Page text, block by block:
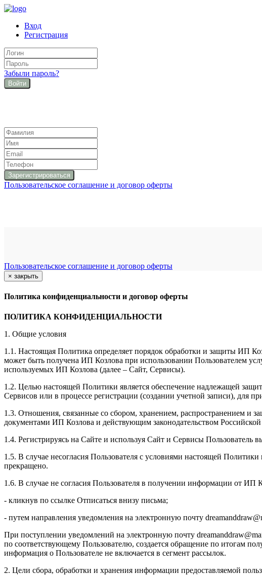
Вход
Регистрация
Забыли пароль?
Войти
Пользовательское соглашение и договор оферты
Пользовательское соглашение и договор оферты
× закрыть
Политика конфиденциальности и договор оферты
ПОЛИТИКА КОНФИДЕНЦИАЛЬНОСТИ
1. Общие условия
1.1. Настоящая Политика определяет порядок обработки и защиты ИП
может быть получена ИП Козлова при использовании Пользователем
используемых ИП Козлова (далее – Сайт, Сервисы).
1.2. Целью настоящей Политики является обеспечение надлежащей
Сервисов или в процессе регистрации (создании учетной записи), для
1.3. Отношения, связанные со сбором, хранением, распространением и
документами ИП Козловa и действующим законодательством
1.4. Регистрируясь на Сайте и используя Сайт и Сервисы Пользователь
1.5. В случае несогласия Пользователя с условиями настоящей
прекращено.
1.6. В случае не согласия Пользователя в получении информации от ИП
- кликнув по ссылке Отписаться внизу письма;
- путем направления уведомления на электронную почту
При поступлении уведомлений на электронную почту
по соответствующему Пользователю, создается обращение по итогам
информация о Пользователе не включается в сегмент рассылок.
2. Цели сбора, обработки и хранения информации предоставляемой